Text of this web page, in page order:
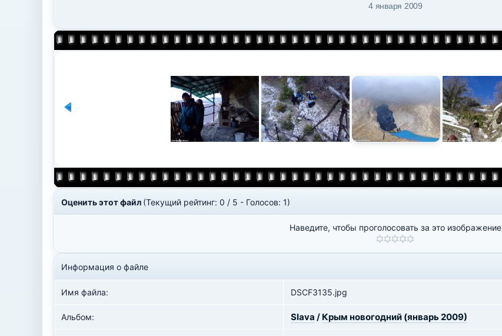
4 января 2009
Оценить этот файл (Текущий рейтинг: 0 / 5 - Голосов: 1)
Наведите, чтобы проголосовать за это изображение
Информация о файле
Имя файла: DSCF3135.jpg
Альбом: Slava / Крым новогодний (январь 2009)